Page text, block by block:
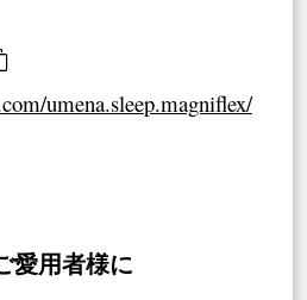
umena.sleep.magniflex/
愛用者様に